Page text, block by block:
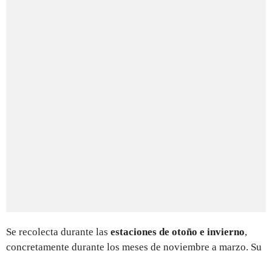
Se recolecta durante las estaciones de otoño e invierno,
concretamente durante los meses de noviembre a marzo. Su